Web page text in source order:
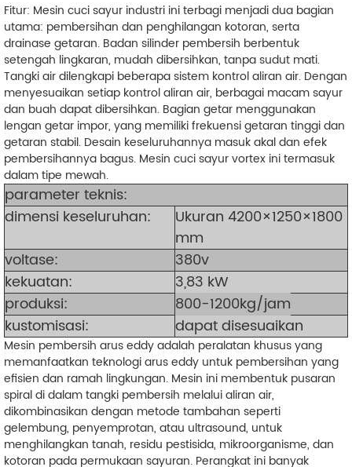
Fitur: Mesin cuci sayur industri ini terbagi menjadi dua bagian
utama: pembersihan dan penghilangan kotoran, serta
drainase getaran. Badan silinder pembersih berbentuk
setengah lingkaran, mudah dibersihkan, tanpa sudut mati.
Tangki air dilengkapi beberapa sistem kontrol aliran air. Dengan
menyesuaikan setiap kontrol aliran air, berbagai macam sayur
dan buah dapat dibersihkan. Bagian getar menggunakan
lengan getar impor, yang memiliki frekuensi getaran tinggi dan
getaran stabil. Desain keseluruhannya masuk akal dan efek
pembersihannya bagus. Mesin cuci sayur vortex ini termasuk
dalam tipe mewah.
parameter teknis:
dimensi keseluruhan:
Ukuran 4200×1250×1800
mm
voltase:
380v
kekuatan:
3,83 kW
produksi:
800-1200kg/jam
kustomisasi:
dapat disesuaikan
Mesin pembersih arus eddy adalah peralatan khusus yang
memanfaatkan teknologi arus eddy untuk pembersihan yang
efisien dan ramah lingkungan. Mesin ini membentuk pusaran
spiral di dalam tangki pembersih melalui aliran air,
dikombinasikan dengan metode tambahan seperti
gelembung, penyemprotan, atau ultrasound, untuk
menghilangkan tanah, residu pestisida, mikroorganisme, dan
kotoran pada permukaan sayuran. Perangkat ini banyak